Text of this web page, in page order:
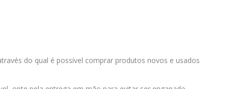
do qual é possível comprar produtos novos e usados